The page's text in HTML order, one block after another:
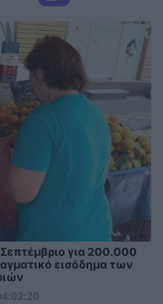
για 200.000
εισόδημα των